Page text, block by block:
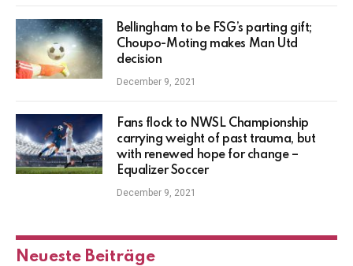
Bellingham to be FSG’s parting gift;
Choupo-Moting makes Man Utd
decision
December 9, 2021
Fans flock to NWSL Championship
carrying weight of past trauma, but
with renewed hope for change –
Equalizer Soccer
December 9, 2021
Neueste Beiträge